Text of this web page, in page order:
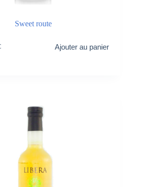
Sweet route
Ajouter au panier